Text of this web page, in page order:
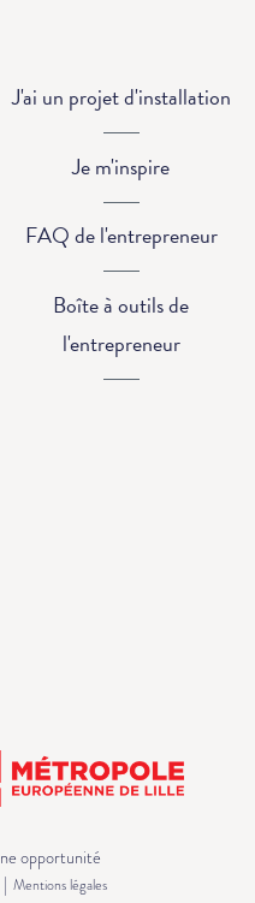
J'ai un projet d'installation
Je m'inspire
FAQ de l'entrepreneur
Boîte à outils de
l'entrepreneur
opportunité
| Mentions légales